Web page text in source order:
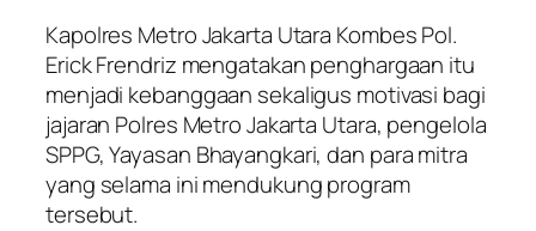
Kapolres Metro Jakarta Utara Kombes Pol.
Erick Frendriz mengatakan penghargaan itu
menjadi kebanggaan sekaligus motivasi bagi
jajaran Polres Metro Jakarta Utara, pengelola
SPPG, Yayasan Bhayangkari, dan para mitra
yang selama ini mendukung program
tersebut.